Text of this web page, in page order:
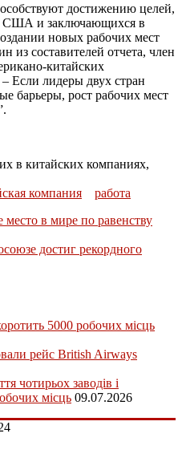
достижению целей,
США и заключающихся в
новых рабочих мест
из составителей отчета, член
китайских
Если лидеры двух стран
барьеры, рост рабочих мест
в китайских компаниях,
компания
работа
место в мире по равенству
достиг рекордного
5000 робочих місць
рейс British Airways
чотирьох заводів і
місць 09.07.2026